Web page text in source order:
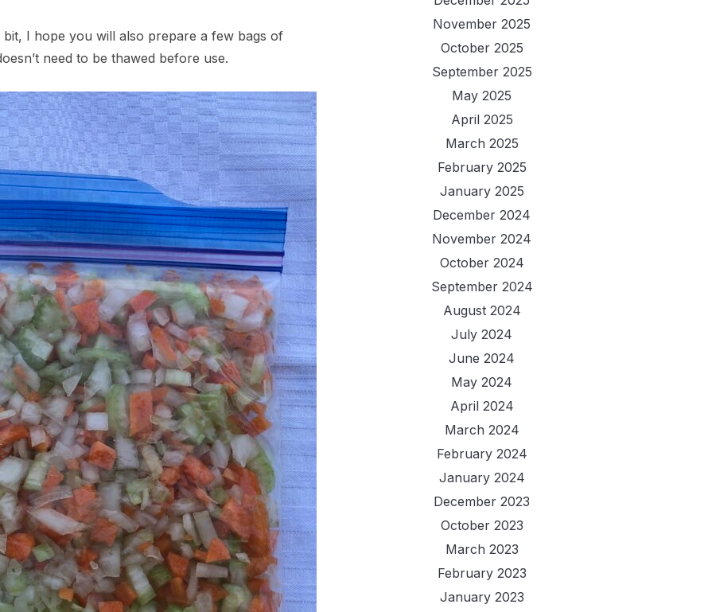
I hope you will also prepare a few bags of
need to be thawed before use.
November 2025
October 2025
September 2025
May 2025
April 2025
March 2025
February 2025
January 2025
December 2024
November 2024
October 2024
September 2024
August 2024
July 2024
June 2024
May 2024
April 2024
March 2024
February 2024
January 2024
December 2023
October 2023
March 2023
February 2023
January 2023